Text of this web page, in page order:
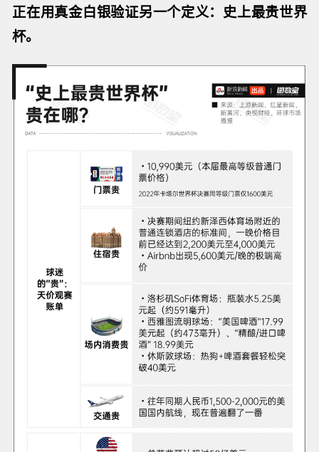
正在用真金白银验证另一个定义：史上最贵世界
杯。